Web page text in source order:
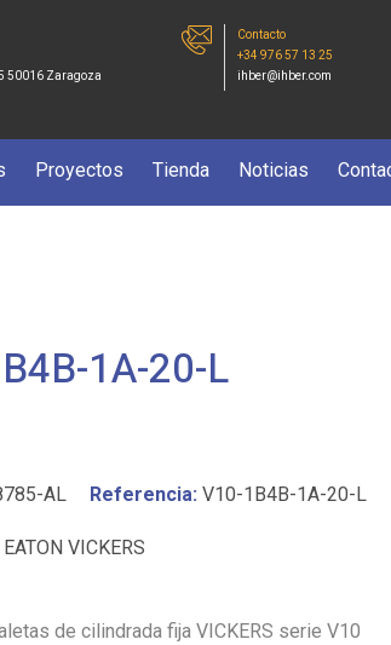
50016 Zaragoza
Contacto
+34 976 57 13 25
ihber@ihber.com
Proyectos Tienda Noticias
1A-20-L
AL Referencia: V10-1B4B-1A-20-L
EATON VICKERS
de cilindrada fija VICKERS serie V10